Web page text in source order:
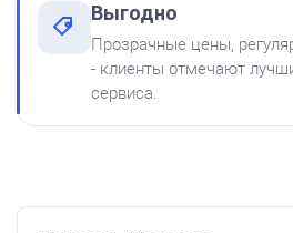
от 750
Штамп Мудрый начальник
Краска на водной
Shiny S-65
Выгодно
Прозрачные цены,
- клиенты отмечают
сервиса.